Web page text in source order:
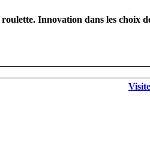
Innovation dans les choix